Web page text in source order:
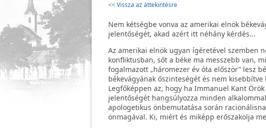
<< Vissza az áttekintésre
Nem kétségbe vonva az amerikai elnök
jelentőségét, akad azért itt néhány kérdés...
Az amerikai elnök ugyan ígéretével szemben
konfliktusban, sőt a béke ma messzebb van,
fogalmazott „háromezer év óta először” lesz
békevágyának őszinteségét és nem
Legfőképpen az, hogy ha Immanuel Kant
jelentőségét hangsúlyozza minden
apologetikus önbemutatása során
önmagával. Ki, miért és miképp erőszakolja